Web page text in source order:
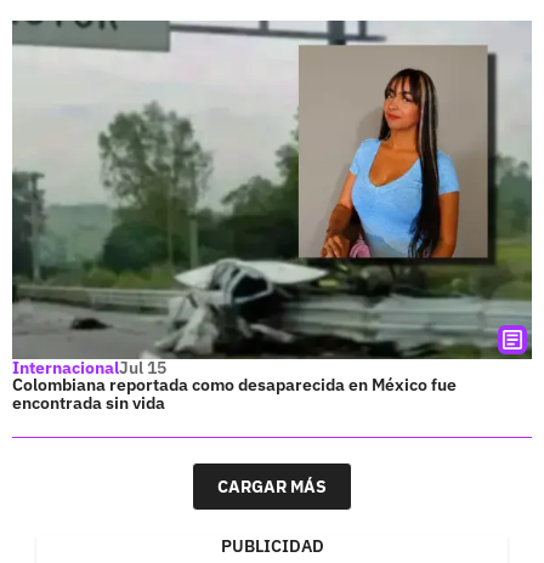
InternacionalJul 15
Colombiana reportada como desaparecida en México fue
encontrada sin vida
CARGAR MÁS
PUBLICIDAD